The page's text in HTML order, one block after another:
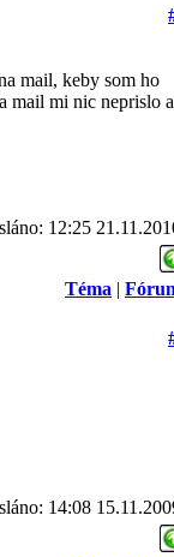
mail, keby som ho
mail mi nic neprislo a
12:25
Téma |
14:08